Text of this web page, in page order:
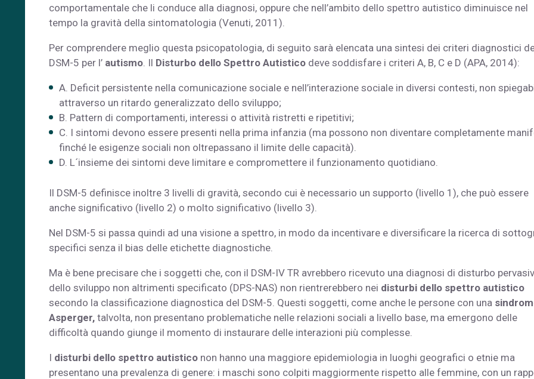
comportamentale che li conduce alla diagnosi, oppure che nell’ambito dello spettro autistico diminuisce nel
tempo la gravità della sintomatologia (Venuti, 2011).
Per comprendere meglio questa psicopatologia, di seguito sarà elencata una sintesi dei criteri diagnostici
DSM-5 per l’ autismo. Il Disturbo dello Spettro Autistico deve soddisfare i criteri A, B, C e D (APA, 2014):
A. Deficit persistente nella comunicazione sociale e nell’interazione sociale in diversi contesti, non
attraverso un ritardo generalizzato dello sviluppo;
B. Pattern di comportamenti, interessi o attività ristretti e ripetitivi;
C. I sintomi devono essere presenti nella prima infanzia (ma possono non diventare completamente
finché le esigenze sociali non oltrepassano il limite delle capacità).
D. L´insieme dei sintomi deve limitare e compromettere il funzionamento quotidiano.
Il DSM-5 definisce inoltre 3 livelli di gravità, secondo cui è necessario un supporto (livello 1), che può essere
anche significativo (livello 2) o molto significativo (livello 3).
Nel DSM-5 si passa quindi ad una visione a spettro, in modo da incentivare e diversificare la ricerca di
specifici senza il bias delle etichette diagnostiche.
Ma è bene precisare che i soggetti che, con il DSM-IV TR avrebbero ricevuto una diagnosi di disturbo
dello sviluppo non altrimenti specificato (DPS-NAS) non rientrerebbero nei disturbi dello spettro autistico
secondo la classificazione diagnostica del DSM-5. Questi soggetti, come anche le persone con una
Asperger, talvolta, non presentano problematiche nelle relazioni sociali a livello base, ma emergono delle
difficoltà quando giunge il momento di instaurare delle interazioni più complesse.
I disturbi dello spettro autistico non hanno una maggiore epidemiologia in luoghi geografici o etnie ma
presentano una prevalenza di genere: i maschi sono colpiti maggiormente rispetto alle femmine, con un